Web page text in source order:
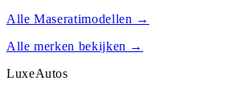
AlleMaseratimodellen →
Alle merken bekijken →
LuxeAutos